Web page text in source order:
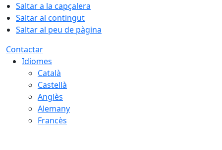
Saltar a la capçalera
Saltar al contingut
Saltar al peu de pàgina
Contactar
Idiomes
Català
Castellà
Anglès
Alemany
Francès